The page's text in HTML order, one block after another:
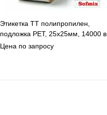
Этикетка ТТ полипропилен,
подложка РЕТ, 25х25мм, 14000 в
рул, вт40, 14115
Цена по запросу